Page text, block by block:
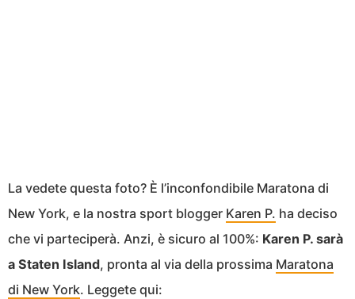
La vedete questa foto? È l’inconfondibile Maratona di
New York, e la nostra sport blogger Karen P. ha deciso
che vi parteciperà. Anzi, è sicuro al 100%: Karen P. sarà
a Staten Island, pronta al via della prossima Maratona
di New York. Leggete qui: